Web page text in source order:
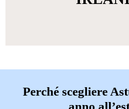
Perché scegliere